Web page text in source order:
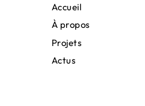
Accueil
À propos
Projets
Actus